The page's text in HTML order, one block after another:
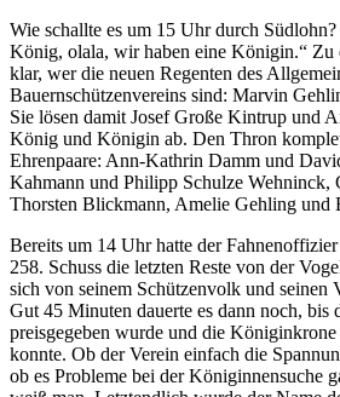
Wie schallte es um 15 Uhr durch
König, olala, wir haben eine Königin.“ Zu
klar, wer die neuen Regenten des
Bauernschützenvereins sind: Marvin
Sie lösen damit Josef Große Kintrup und
König und Königin ab. Den Thron
Ehrenpaare: Ann-Kathrin Damm und
Kahmann und Philipp Schulze Wehninck,
Thorsten Blickmann, Amelie Gehling und
Bereits um 14 Uhr hatte der
258. Schuss die letzten Reste von der
sich von seinem Schützenvolk und seinen
Gut 45 Minuten dauerte es dann noch, bis
preisgegeben wurde und die
konnte. Ob der Verein einfach die
ob es Probleme bei der Königinnensuche